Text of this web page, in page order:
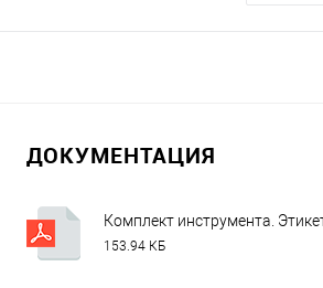
ДОКУМЕНТАЦИЯ
Комплект инструмента.
153.94 КБ